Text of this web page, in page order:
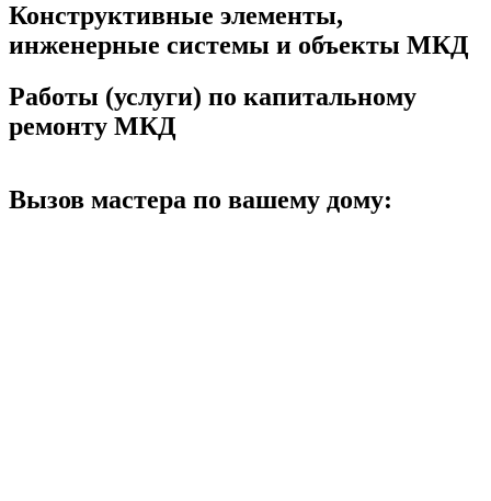
Конструктивные элементы,
инженерные системы и объекты МКД
Работы (услуги) по капитальному
ремонту МКД
Вызов мастера по вашему дому: